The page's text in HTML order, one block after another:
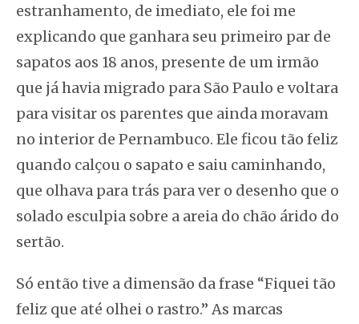
estranhamento, de imediato, ele foi me
explicando que ganhara seu primeiro par de
sapatos aos 18 anos, presente de um irmão
que já havia migrado para São Paulo e voltara
para visitar os parentes que ainda moravam
no interior de Pernambuco. Ele ficou tão feliz
quando calçou o sapato e saiu caminhando,
que olhava para trás para ver o desenho que o
solado esculpia sobre a areia do chão árido do
sertão.
Só então tive a dimensão da frase “Fiquei tão
feliz que até olhei o rastro.” As marcas